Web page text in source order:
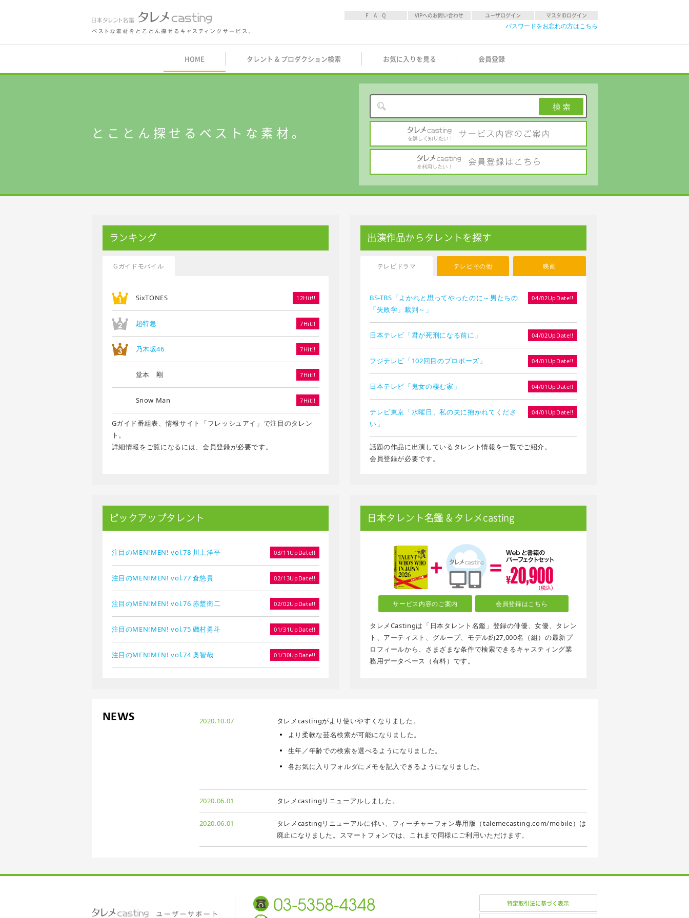
F A Q VIPへのお問い合わせ ユーザログイン マスタIDログイン
パスワードをお忘れの方はこちら
HOME タレント & プロダクション検索 お気に入りを見る 会員登録
とことん探せるベストな素材。
ランキング
Gガイドモバイル
SixTONES 12Hit!!
超特急 7Hit!!
乃木坂46 7Hit!!
堂本 剛 7Hit!!
Snow Man 7Hit!!
Gガイド番組表、情報サイト「フレッシュアイ」で注目のタレン
ト。
詳細情報をご覧になるには、会員登録が必要です。
出演作品からタレントを探す
テレビドラマ テレビその他 映画
BS-TBS「よかれと思ってやったのに～男たちの
「失敗学」裁判～」
04/02UpDate!!
日本テレビ「君が死刑になる前に」 04/02UpDate!!
フジテレビ「102回目のプロポーズ」 04/01UpDate!!
日本テレビ「鬼女の棲む家」 04/01UpDate!!
テレビ東京「水曜日、私の夫に抱かれてくださ
い」
04/01UpDate!!
話題の作品に出演しているタレント情報を一覧でご紹介。
会員登録が必要です。
ピックアップタレント
注目のMEN!MEN! vol.78 川上洋平 03/11UpDate!!
注目のMEN!MEN! vol.77 倉悠貴 02/13UpDate!!
注目のMEN!MEN! vol.76 赤楚衛二 02/02UpDate!!
注目のMEN!MEN! vol.75 磯村勇斗 01/31UpDate!!
注目のMEN!MEN! vol.74 奥智哉 01/30UpDate!!
日本タレント名鑑 & タレメcasting
サービス内容のご案内 会員登録はこちら
タレメCastingは「日本タレント名鑑」登録の俳優、女優、タレン
ト、アーティスト、グループ、モデル約27,000名（組）の最新プ
ロフィールから、さまざまな条件で検索できるキャスティング業
務用データベース（有料）です。
NEWS 2020.10.07
タレメcastingがより使いやすくなりました。
より柔軟な芸名検索が可能になりました。
生年／年齢での検索を選べるようになりました。
各お気に入りフォルダにメモを記入できるようになりました。
2020.06.01 タレメcastingリニューアルしました。
2020.06.01
タレメcastingリニューアルに伴い、フィーチャーフォン専用版（talemecasting.com/mobile）は
廃止になりました。スマートフォンでは、これまで同様にご利用いただけます。
特定取引法に基づく表示